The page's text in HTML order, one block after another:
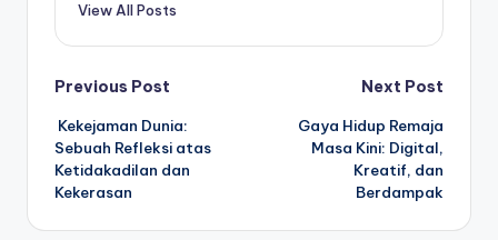
View All Posts
Post
navigation
Previous Post
Kekejaman Dunia:
Sebuah Refleksi atas
Ketidakadilan dan
Kekerasan
Next Post
Gaya Hidup Remaja
Masa Kini: Digital,
Kreatif, dan
Berdampak